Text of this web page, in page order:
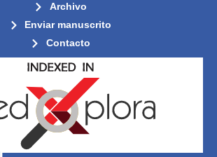
Archivo
Enviar manuscrito
Contacto